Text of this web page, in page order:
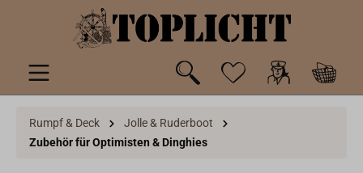
springen
Rumpf & Deck
Jolle & Ruderboot
Zubehör für Optimisten & Dinghies